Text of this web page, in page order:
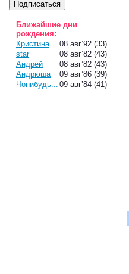
Ближайшие дни
рождения:
Кристина
08 авг’92 (33)
star
08 авг’82 (43)
Андрей
08 авг’82 (43)
Андрюша
09 авг’86 (39)
Чонибудь... 09 авг’84 (41)